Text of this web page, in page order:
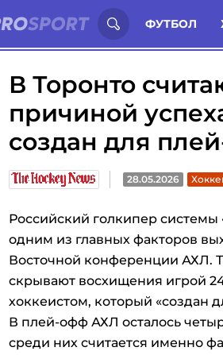
ФУТБОЛ
Иностранцы о спорте России:
В Торонто
причиной
создан для
28.05.2026
Российский голкипер
одним из главных факторов
Восточной конференции АХЛ.
скрывают восхищения игрой
хоккеистом, который «создан
В плей-офф АХЛ осталось
среди них считается именно